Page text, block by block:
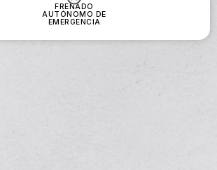
FRENADO
AUTÓNOMO DE
EMERGENCIA